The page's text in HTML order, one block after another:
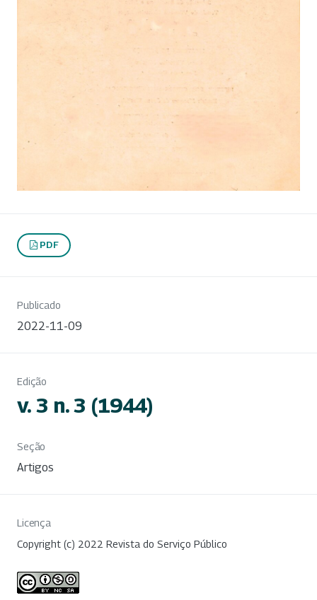
PDF
Publicado
2022-11-09
Edição
v. 3 n. 3 (1944)
Seção
Artigos
Licença
Copyright (c) 2022 Revista do Serviço Público